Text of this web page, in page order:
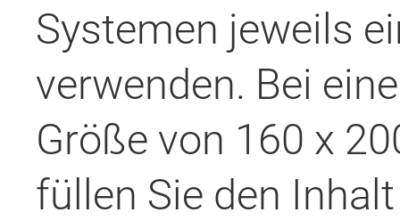
Systemen jeweils
verwenden. Bei
Größe von 160 x
füllen Sie den